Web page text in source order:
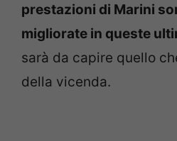
prestazioni di Marini
migliorate in queste
sarà da capire quello
della vicenda.